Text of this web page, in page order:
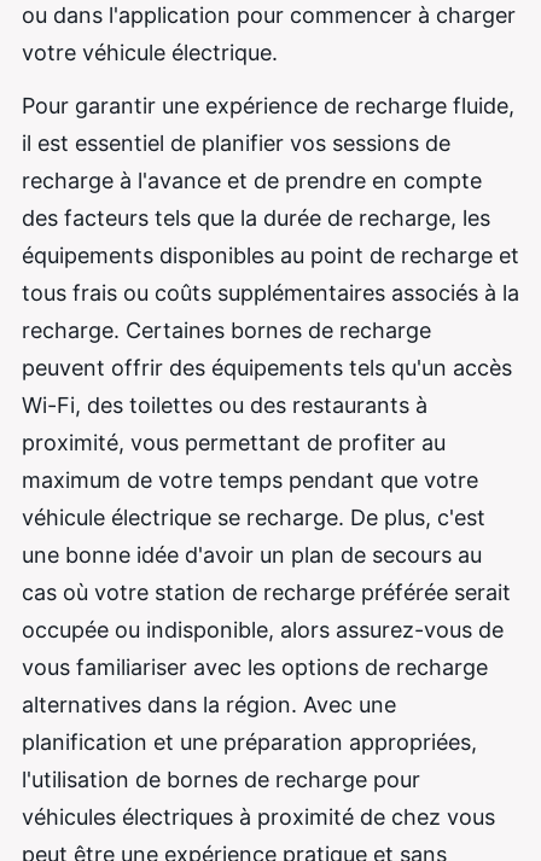
ou dans l'application pour commencer à charger
votre véhicule électrique.
Pour garantir une expérience de recharge fluide,
il est essentiel de planifier vos sessions de
recharge à l'avance et de prendre en compte
des facteurs tels que la durée de recharge, les
équipements disponibles au point de recharge et
tous frais ou coûts supplémentaires associés à la
recharge. Certaines bornes de recharge
peuvent offrir des équipements tels qu'un accès
Wi-Fi, des toilettes ou des restaurants à
proximité, vous permettant de profiter au
maximum de votre temps pendant que votre
véhicule électrique se recharge. De plus, c'est
une bonne idée d'avoir un plan de secours au
cas où votre station de recharge préférée serait
occupée ou indisponible, alors assurez-vous de
vous familiariser avec les options de recharge
alternatives dans la région. Avec une
planification et une préparation appropriées,
l'utilisation de bornes de recharge pour
véhicules électriques à proximité de chez vous
peut être une expérience pratique et sans